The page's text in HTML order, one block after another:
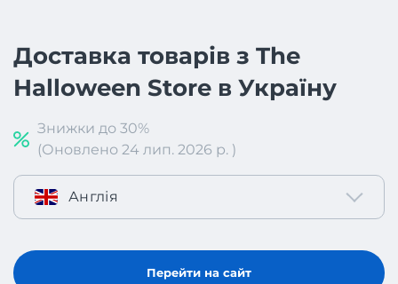
Доставка товарів з The
Halloween Store в Україну
Знижки до 30%
(Оновлено 24 лип. 2026 р. )
Англія
Перейти на сайт